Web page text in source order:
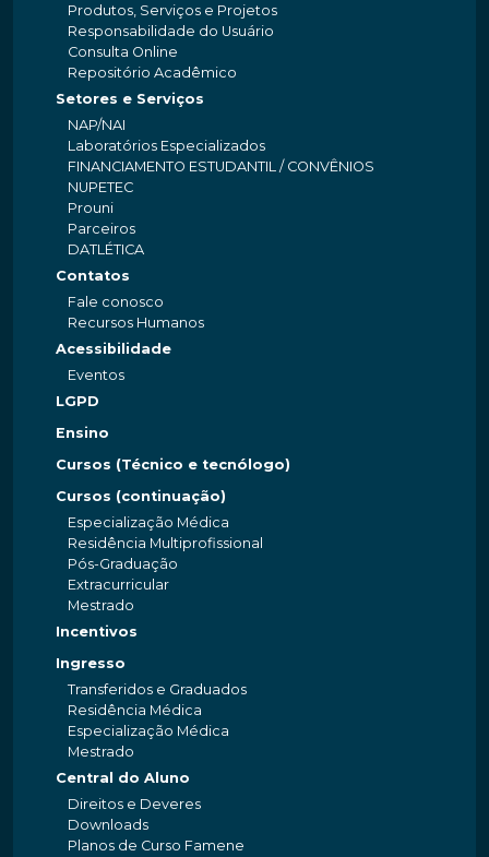
Produtos, Serviços e Projetos
Responsabilidade do Usuário
Consulta Online
Repositório Acadêmico
Setores e Serviços
NAP/NAI
Laboratórios Especializados
FINANCIAMENTO ESTUDANTIL / CONVÊNIOS
NUPETEC
Prouni
Parceiros
DATLÉTICA
Contatos
Fale conosco
Recursos Humanos
Acessibilidade
Eventos
LGPD
Ensino
Cursos (Técnico e tecnólogo)
Cursos (continuação)
Especialização Médica
Residência Multiprofissional
Pós-Graduação
Extracurricular
Mestrado
Incentivos
Ingresso
Transferidos e Graduados
Residência Médica
Especialização Médica
Mestrado
Central do Aluno
Direitos e Deveres
Downloads
Planos de Curso Famene